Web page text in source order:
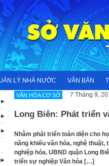
LÝ NHÀ NƯỚC VĂN BẢN
VĂN HÓA CƠ SỞ 7 Tháng 9,
Long Biên: Phát triển
Nhằm phát triển toàn diện cho
năng khiếu văn hóa, nghệ
nghiệp hóa, UBND quận Long
triển sự nghiệp Văn hóa […]